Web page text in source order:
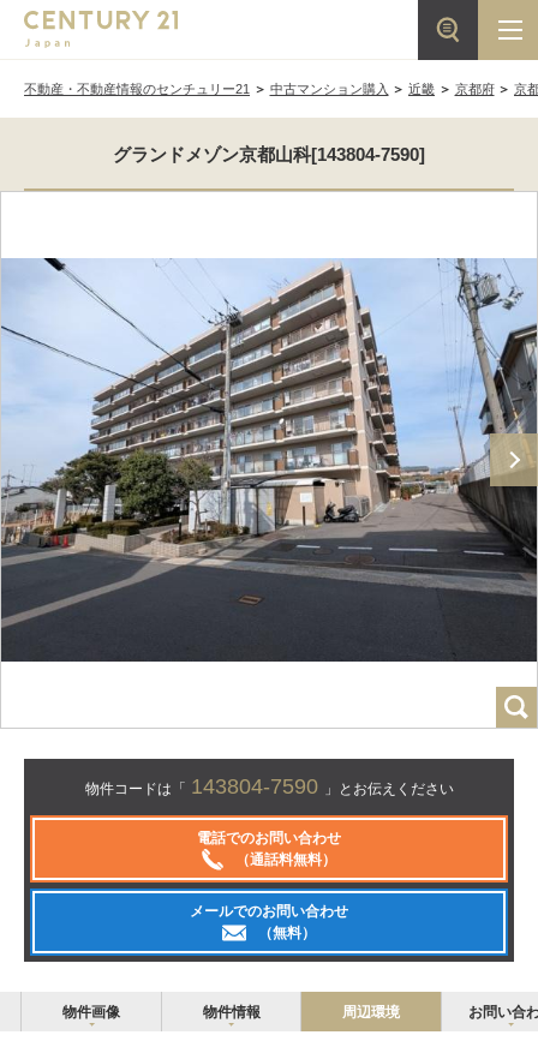
不動産・不動産情報のセンチュリー21 中古マンション購入 近畿 京都府 京
グランドメゾン京都山科[143804-7590]
物件コードは「 143804-7590 」とお伝えください
電話でのお問い合わせ
（通話料無料）
メールでのお問い合わせ
（無料）
物件画像 物件情報 周辺環境 お問い合